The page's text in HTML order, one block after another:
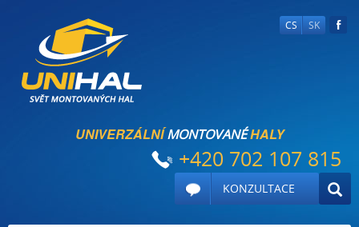
CS SK
UNIVERZÁLNÍMONTOVANÉHALY
+420 702 107 815
KONZULTACE